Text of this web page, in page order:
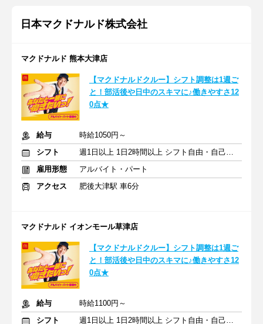
日本マクドナルド株式会社
マクドナルド 熊本大津店
【マクドナルドクルー】シフト調整は1週ご
と！部活後や日中のスキマに♪働きやすさ12
0点★
給与
時給1050円～
シフト
週1日以上 1日2時間以上 シフト自由・自己申告
雇用形態
アルバイト・パート
アクセス
肥後大津駅 車6分
マクドナルド イオンモール草津店
【マクドナルドクルー】シフト調整は1週ご
と！部活後や日中のスキマに♪働きやすさ12
0点★
給与
時給1100円～
シフト
週1日以上 1日2時間以上 シフト自由・自己申告